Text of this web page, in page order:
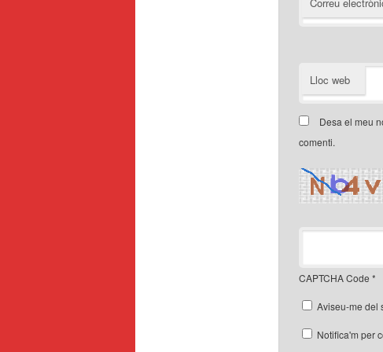
Correu
Lloc web
Desa el meu
comenti.
CAPTCHA Code *
Aviseu-me del
Notifica'm per